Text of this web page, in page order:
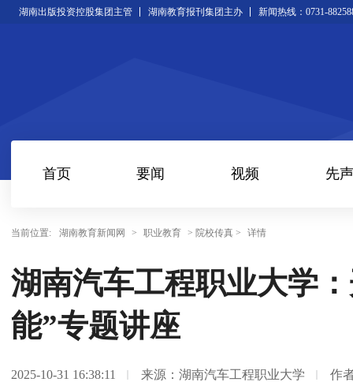
湖南出版投资控股集团主管 湖南教育报刊集团主办 新闻热线：0731-
首页 要闻 视频 先声
当前位置: 湖南教育新闻网 > 职业教育 > 院校传真 > 详情
湖南汽车工程职业大学
能”专题讲座
2025-10-31 16:38:11 来源：湖南汽车工程职业大学 作